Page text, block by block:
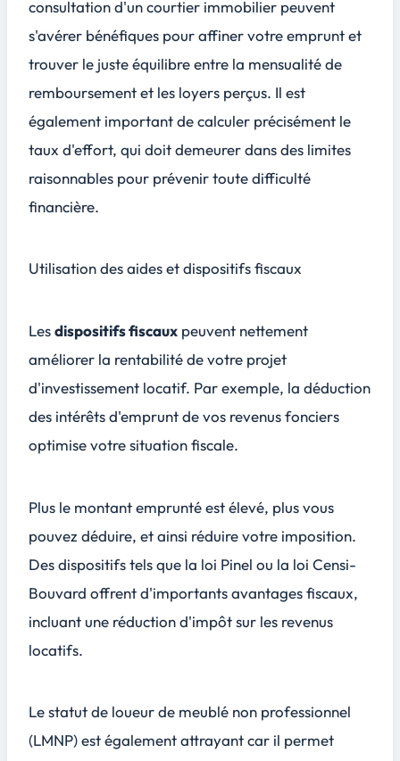
consultation d'un courtier immobilier peuvent
s'avérer bénéfiques pour affiner votre emprunt et
trouver le juste équilibre entre la mensualité de
remboursement et les loyers perçus. Il est
également important de calculer précisément le
taux d'effort, qui doit demeurer dans des limites
raisonnables pour prévenir toute difficulté
financière.
Utilisation des aides et dispositifs fiscaux
Lesdispositifs fiscaux peuvent nettement
améliorer la rentabilité de votre projet
d'investissement locatif. Par exemple, la déduction
des intérêts d'emprunt de vos revenus fonciers
optimise votre situation fiscale.
Plus le montant emprunté est élevé, plus vous
pouvez déduire, et ainsi réduire votre imposition.
Des dispositifs tels que la loi Pinel ou la loi Censi-
Bouvard offrent d'importants avantages fiscaux,
incluant une réduction d'impôt sur les revenus
locatifs.
Le statut de loueur de meublé non professionnel
(LMNP)est également attrayant car il permet